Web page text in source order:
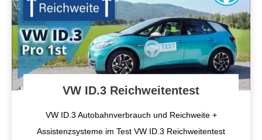
VW ID.3 Reichweitentest
VW ID.3 Autobahnverbrauch und Reichweite +
Assistenzsysteme im Test VW ID.3 Reichweitentest